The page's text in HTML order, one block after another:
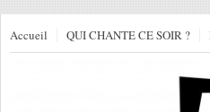
Accueil QUI CHANTE CE SOIR ?